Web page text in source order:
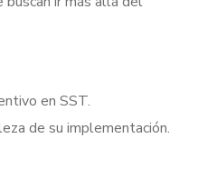
en SST.
de su implementación.